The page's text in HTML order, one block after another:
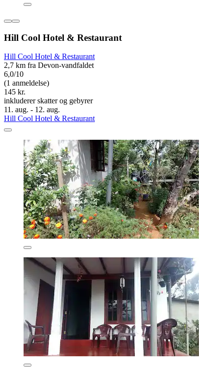
Hill Cool Hotel & Restaurant
Hill Cool Hotel & Restaurant
2,7 km fra Devon-vandfaldet
6,0/10
(1 anmeldelse)
145 kr.
inkluderer skatter og gebyrer
11. aug. - 12. aug.
Hill Cool Hotel & Restaurant